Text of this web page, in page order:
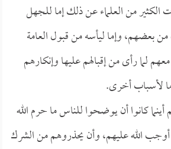
من العلماء عن ذلك إما للجهل
بعضهم، وإما ليأسه من قبول العامة
لما رأى من إقبالهم عليها وإنكارهم
لأسباب أخرى.
كانوا أن يوضحوا للناس ما حرم الله
أوجب الله عليهم، وأن يحذروهم من الشرك